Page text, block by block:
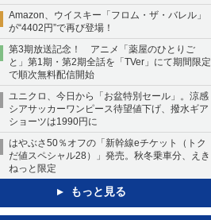
Amazon、ウイスキー「フロム・ザ・バレル」
が“4402円”で再び登場！
第3期放送記念！ アニメ「薬屋のひとりご
と」第1期・第2期全話を「TVer」にて期間限定
で順次無料配信開始
ユニクロ、今日から「お盆特別セール」。涼感
シアサッカーワンピース待望値下げ、撥水ギア
ショーツは1990円に
はやぶさ50％オフの「新幹線eチケット（トク
だ値スペシャル28）」発売。秋冬乗車分、えき
ねっと限定
もっと見る